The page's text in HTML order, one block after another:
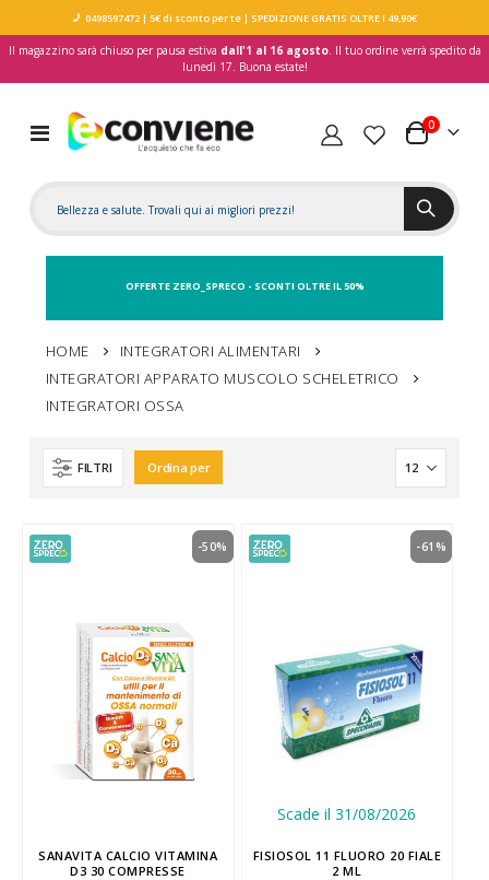
0498597472| 5€ di sconto per te| SPEDIZIONE GRATIS OLTRE I 49,90€
Il magazzino sarà chiuso per pausa estiva dall'1 al 16 agosto. Il tuo ordine verrà spedito da
lunedì 17. Buona estate!
Toggle
Nav
Carrello
0elementi
OFFERTE ZERO_SPRECO - SCONTI OLTRE IL 50%
HOME
INTEGRATORI ALIMENTARI
INTEGRATORI APPARATO MUSCOLO SCHELETRICO
INTEGRATORI OSSA
FILTRI Ordina per
SANAVITA CALCIO VITAMINA
D3 30 COMPRESSE
-50%
Scade il 31/08/2026
FISIOSOL 11 FLUORO 20 FIALE
2 ML
-61%